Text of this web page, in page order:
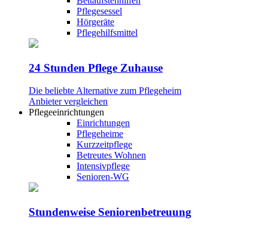
Pflegesessel
Hörgeräte
Pflegehilfsmittel
24 Stunden Pflege Zuhause
Die beliebte Alternative zum Pflegeheim
Anbieter vergleichen
Pflegeeinrichtungen
Einrichtungen
Pflegeheime
Kurzzeitpflege
Betreutes Wohnen
Intensivpflege
Senioren-WG
Stundenweise Seniorenbetreuung